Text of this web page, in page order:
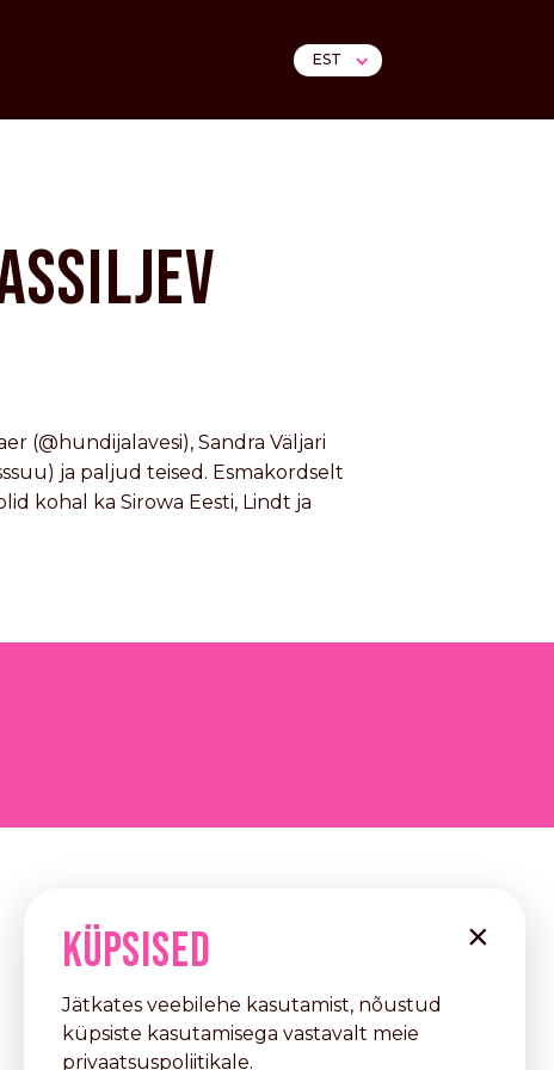
EST
(@hundijalavesi), Sandra Väljari
ja paljud teised. Esmakordselt
kohal ka Sirowa Eesti, Lindt ja
×
KÜPSISED
Jätkates veebilehe kasutamist, nõustud
küpsiste kasutamisega vastavalt meie
privaatsuspoliitikale.